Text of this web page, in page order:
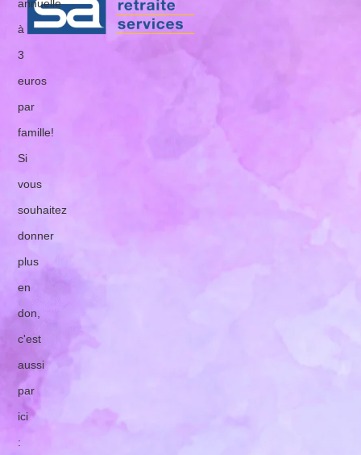
annuelle
à
3
euros
par
famille!
Si
vous
souhaitez
donner
plus
en
don,
c'est
aussi
par
ici
: